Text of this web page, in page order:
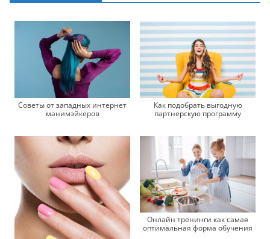
Советы от западных интернет
манимэйкеров
Как подобрать выгодную
партнерскую программу
Онлайн тренинги как самая
оптимальная форма обучения